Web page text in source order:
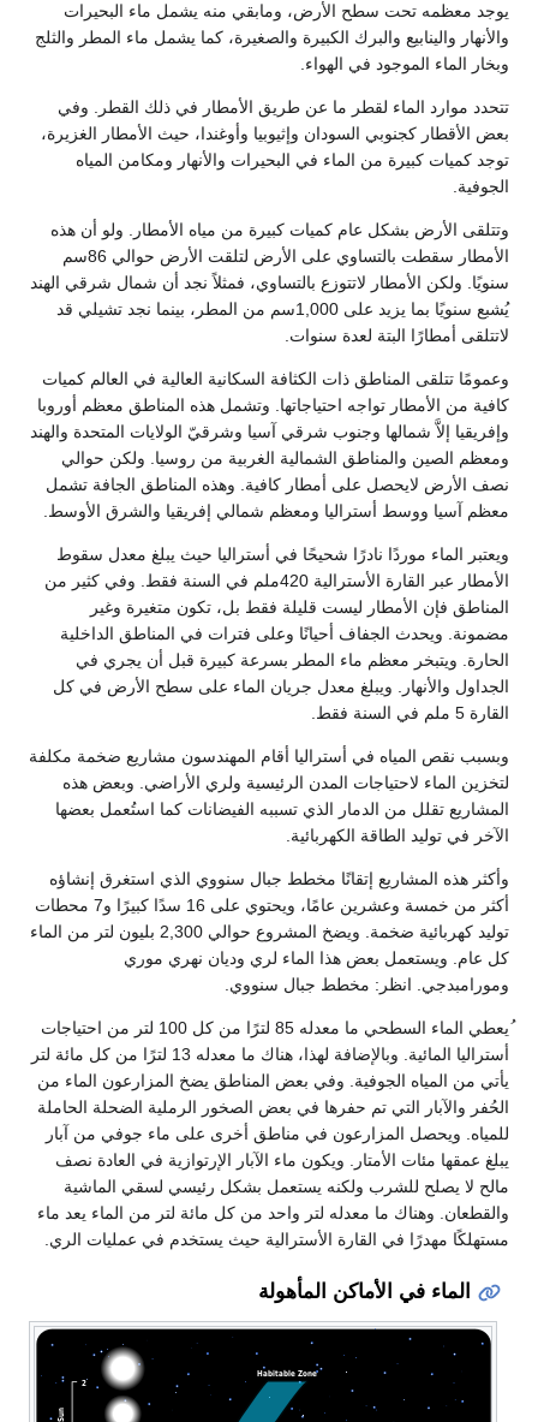
يوجد معظمه تحت سطح الأرض، ومابقي منه يشمل ماء البحيرات
والأنهار والينابيع والبرك الكبيرة والصغيرة، كما يشمل ماء المطر والثلج
وبخار الماء الموجود في الهواء.
تتحدد موارد الماء لقطر ما عن طريق الأمطار في ذلك القطر. وفي
بعض الأقطار كجنوبي السودان وإثيوبيا وأوغندا، حيث الأمطار الغزيرة،
توجد كميات كبيرة من الماء في البحيرات والأنهار ومكامن المياه
الجوفية.
وتتلقى الأرض بشكل عام كميات كبيرة من مياه الأمطار. ولو أن هذه
الأمطار سقطت بالتساوي على الأرض لتلقت الأرض حوالي 86سم
سنويًا. ولكن الأمطار لاتتوزع بالتساوي، فمثلاً نجد أن شمال شرقي الهند
يُشبع سنويًا بما يزيد على 1,000سم من المطر، بينما نجد تشيلي قد
لاتتلقى أمطارًا البتة لعدة سنوات.
وعمومًا تتلقى المناطق ذات الكثافة السكانية العالية في العالم كميات
كافية من الأمطار تواجه احتياجاتها. وتشمل هذه المناطق معظم أوروبا
وإفريقيا إلاَّ شمالها وجنوب شرقي آسيا وشرقيّ الولايات المتحدة والهند
ومعظم الصين والمناطق الشمالية الغربية من روسيا. ولكن حوالي
نصف الأرض لايحصل على أمطار كافية. وهذه المناطق الجافة تشمل
معظم آسيا ووسط أستراليا ومعظم شمالي إفريقيا والشرق الأوسط.
ويعتبر الماء موردًا نادرًا شحيحًا في أستراليا حيث يبلغ معدل سقوط
الأمطار عبر القارة الأسترالية 420ملم في السنة فقط. وفي كثير من
المناطق فإن الأمطار ليست قليلة فقط بل، تكون متغيرة وغير
مضمونة. ويحدث الجفاف أحيانًا وعلى فترات في المناطق الداخلية
الحارة. ويتبخر معظم ماء المطر بسرعة كبيرة قبل أن يجري في
الجداول والأنهار. ويبلغ معدل جريان الماء على سطح الأرض في كل
القارة 5 ملم في السنة فقط.
وبسبب نقص المياه في أستراليا أقام المهندسون مشاريع ضخمة مكلفة
لتخزين الماء لاحتياجات المدن الرئيسية ولري الأراضي. وبعض هذه
المشاريع تقلل من الدمار الذي تسببه الفيضانات كما استُعمل بعضها
الآخر في توليد الطاقة الكهربائية.
وأكثر هذه المشاريع إتقانًا مخطط جبال سنووي الذي استغرق إنشاؤه
أكثر من خمسة وعشرين عامًا، ويحتوي على 16 سدًا كبيرًا و7 محطات
توليد كهربائية ضخمة. ويضخ المشروع حوالي 2,300 بليون لتر من الماء
كل عام. ويستعمل بعض هذا الماء لري وديان نهري موري
ومورامبدجي. انظر: مخطط جبال سنووي.
ُيعطي الماء السطحي ما معدله 85 لترًا من كل 100 لتر من احتياجات
أستراليا المائية. وبالإضافة لهذا، هناك ما معدله 13 لترًا من كل مائة لتر
يأتي من المياه الجوفية. وفي بعض المناطق يضخ المزارعون الماء من
الحُفر والآبار التي تم حفرها في بعض الصخور الرملية الضحلة الحاملة
للمياه. ويحصل المزارعون في مناطق أخرى على ماء جوفي من آبار
يبلغ عمقها مئات الأمتار. ويكون ماء الآبار الإرتوازية في العادة نصف
مالح لا يصلح للشرب ولكنه يستعمل بشكل رئيسي لسقي الماشية
والقطعان. وهناك ما معدله لتر واحد من كل مائة لتر من الماء يعد ماء
مستهلكًا مهدرًا في القارة الأسترالية حيث يستخدم في عمليات الري.
الماء في الأماكن المأهولة